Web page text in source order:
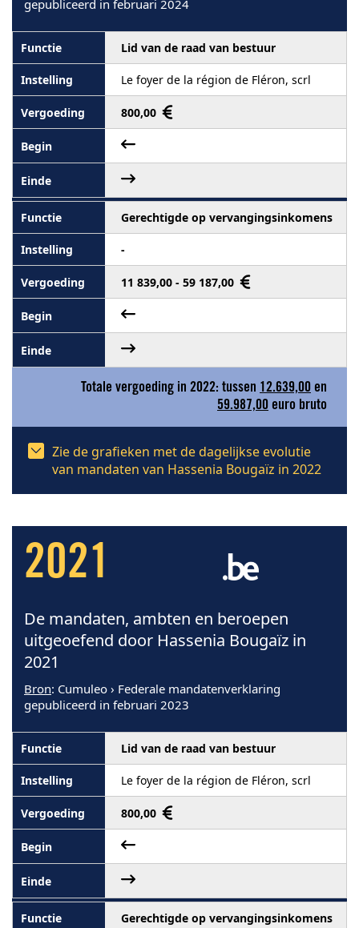
gepubliceerd in februari 2024
Lid van de raad van bestuur
Le foyer de la région de Fléron, scrl
800,00
Gerechtigde op vervangingsinkomens
-
11 839,00 - 59 187,00
Totale vergoeding in 2022: tussen 12.639,00 en
59.987,00 euro bruto
Zie de grafieken met de dagelijkse evolutie
van mandaten van Hassenia Bougaïz in 2022
2021
De mandaten, ambten en beroepen
uitgeoefend door Hassenia Bougaïz in
2021
Bron: Cumuleo › Federale mandatenverklaring
gepubliceerd in februari 2023
Lid van de raad van bestuur
Le foyer de la région de Fléron, scrl
800,00
Gerechtigde op vervangingsinkomens